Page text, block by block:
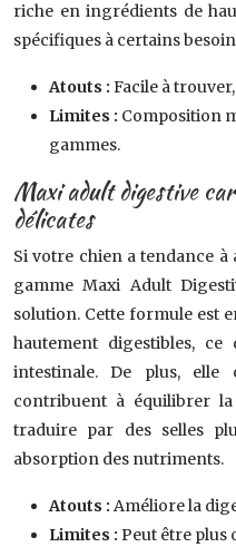
riche en ingrédients de
spécifiques à certains
Atouts : Facile à
Limites : Composition
gammes.
Maxi adult digestive
délicates
Si votre chien a tendance
gamme Maxi Adult
solution. Cette formule est
hautement digestibles,
intestinale. De plus, elle
contribuent à équilibrer
traduire par des selles
absorption des nutriments.
Atouts : Améliore la
Limites : Peut être plus